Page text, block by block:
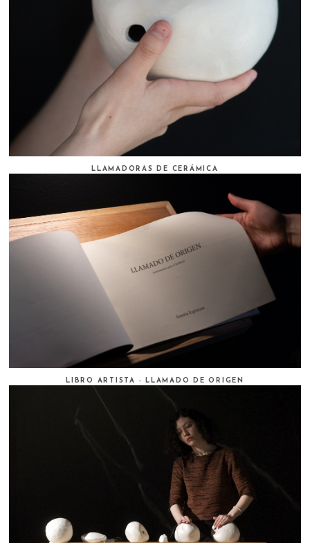
LLAMADORAS DE CERÁMICA
LIBRO ARTISTA - LLAMADO DE ORIGEN